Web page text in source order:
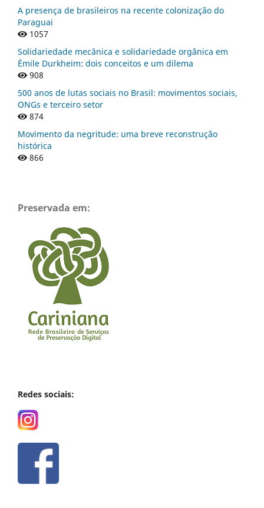
A presença de brasileiros na recente colonização do
Paraguai
1057
Solidariedade mecânica e solidariedade orgânica em
Émile Durkheim: dois conceitos e um dilema
908
500 anos de lutas sociais no Brasil: movimentos sociais,
ONGs e terceiro setor
874
Movimento da negritude: uma breve reconstrução
histórica
866
Preservada em:
Redes sociais: